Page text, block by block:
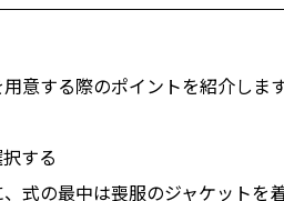
意する際のポイントを紹介します
する
式の最中は喪服のジャケットを